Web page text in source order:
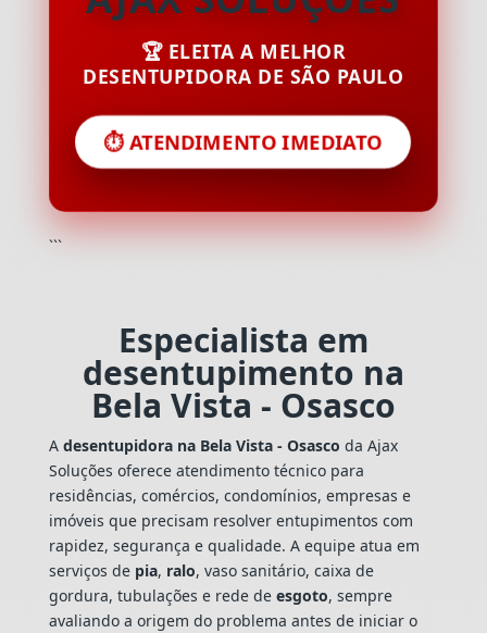
🏆 ELEITA A MELHOR
DESENTUPIDORA DE SÃO PAULO
⏱️ ATENDIMENTO IMEDIATO
```
Especialista em
desentupimento na
Bela Vista - Osasco
A desentupidora na Bela Vista - Osasco da Ajax
Soluções oferece atendimento técnico para
residências, comércios, condomínios, empresas e
imóveis que precisam resolver entupimentos com
rapidez, segurança e qualidade. A equipe atua em
serviços de pia, ralo, vaso sanitário, caixa de
gordura, tubulações e rede de esgoto, sempre
avaliando a origem do problema antes de iniciar o